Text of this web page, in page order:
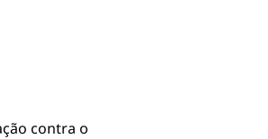
contra o